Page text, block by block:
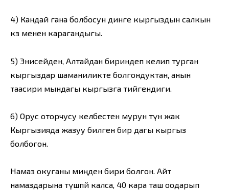
4) Кандай гана болбосун динге кыргыздын салкын
көз менен карагандыгы.
5) Энисейден, Алтайдан бириндеп келип турган
кыргыздар шаманиликте болгондуктан, анын
таасири мындагы кыргызга тийгендиги.
6) Орус оторчусу келбестен мурун түн жак
Кыргызияда жазуу билген бир дагы кыргыз
болбогон.
Намаз окуганы миңден бири болгон. Айт
намаздарына түшпөй калса, 40 кара таш оодарып